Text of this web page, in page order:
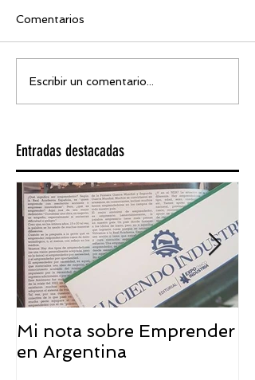
Comentarios
Escribir un comentario...
Entradas destacadas
Mi nota sobre Emprender
en Argentina